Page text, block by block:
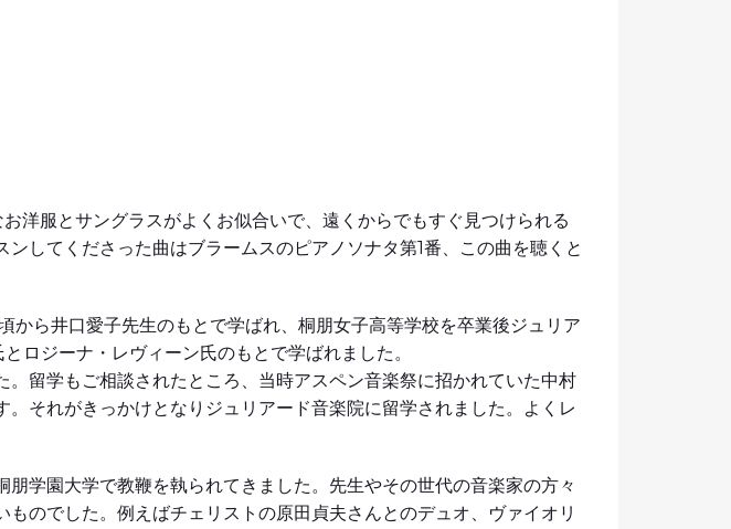
洋服とサングラスがよくお似合いで、遠くからでもすぐ見つけられる
してくださった曲はブラームスのピアノソナタ第1番、この曲を聴くと
ら井口愛子先生のもとで学ばれ、桐朋女子高等学校を卒業後ジュリア
ロジーナ・レヴィーン氏のもとで学ばれました。
留学もご相談されたところ、当時アスペン音楽祭に招かれていた中村
それがきっかけとなりジュリアード音楽院に留学されました。よくレ
学園大学で教鞭を執られてきました。先生やその世代の音楽家の方々
のでした。例えばチェリストの原田貞夫さんとのデュオ、ヴァイオリ